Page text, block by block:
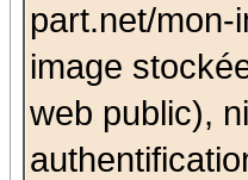
part.net/mon-
image
web public),